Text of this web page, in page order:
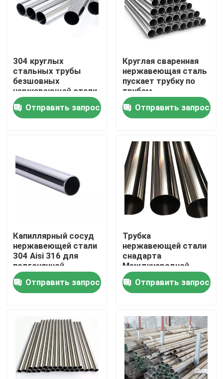
Дома
О Компании
Продукция
трубка круга нержавеющей стали
Катушка нержавеющей стали
Трубка SS квадратная
Безшовная труба нержавеющей стали
прокладка нержавеющей стали
304 круглых
стальных трубы
безшовных
нержавеющей стали
трубы нержавеющей
стали трубки/трубка
Отправить запрос
Круглая сваренная
нержавеющая сталь
пускает трубку по
трубам
нержавеющей стали
316 трубок
Отправить запрос
Капиллярный сосуд
нержавеющей стали
304 Aisi 316 для
подгонянной
медицинской
промышленности
Отправить запрос
Трубка
нержавеющей стали
снадарта
Международной
организации
стандартизации
качества еды
Отправить запрос